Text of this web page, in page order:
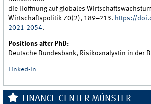
die Hoffnung auf globales
Wirtschaftspolitik 70(2), 189–213. https://
2021-2054.
Positions after PhD:
Deutsche Bundesbank, Risikoanalystin in der
Linked-In
FINANCE CENTER MÜNSTER